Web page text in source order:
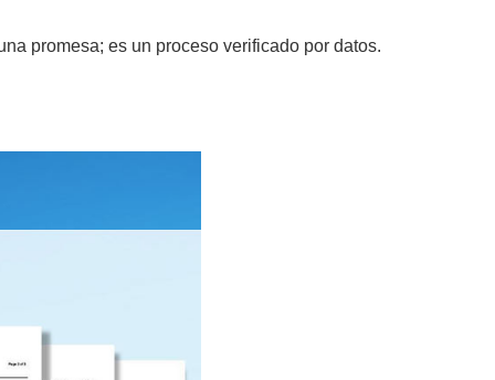
promesa; es un proceso verificado por datos.